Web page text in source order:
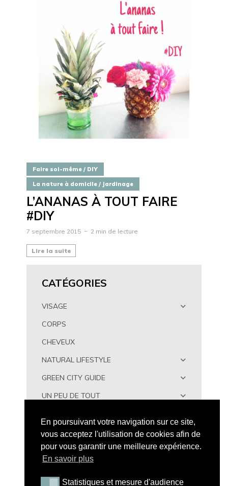
Faire soi-même / DIY
La nature à domicile / Jardinage
L’ANANAS À TOUT FAIRE
#DIY
7 septembre 2015 2 min de lecture
Lire la suite
CATÉGORIES
VISAGE
CORPS
CHEVEUX
NATURAL LIFESTYLE
GREEN CITY GUIDE
UN PEU DE TOUT
En poursuivant votre navigation sur ce site,
vous acceptez l'utilisation de cookies afin de
pour vous garantir une meilleure expérience.
En savoir plus
Statistiques et mesure d'audience
Statistiques et mesure d'audience